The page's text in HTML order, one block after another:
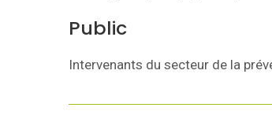
Public
Intervenants du secteur de la